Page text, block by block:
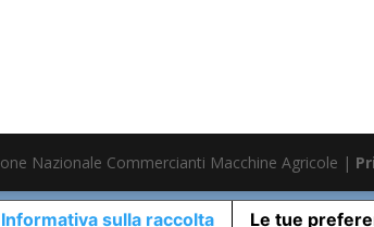
Nazionale Commercianti Macchine Agricole |
Informativa sulla raccolta Le tue